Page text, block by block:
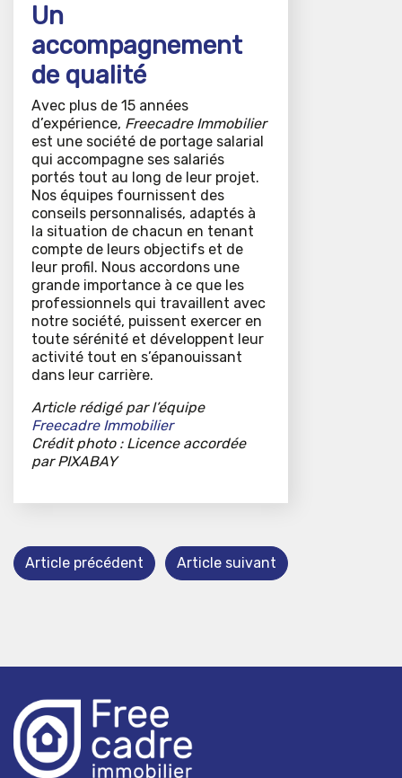
Un
accompagnement
de qualité
Avec plus de 15 années
d’expérience, Freecadre Immobilier
est une société de portage salarial
qui accompagne ses salariés
portés tout au long de leur projet.
Nos équipes fournissent des
conseils personnalisés, adaptés à
la situation de chacun en tenant
compte de leurs objectifs et de
leur profil. Nous accordons une
grande importance à ce que les
professionnels qui travaillent avec
notre société, puissent exercer en
toute sérénité et développent leur
activité tout en s’épanouissant
dans leur carrière.
Article rédigé par l’équipe
Freecadre Immobilier
Crédit photo : Licence accordée
par PIXABAY
Article précédent Article suivant